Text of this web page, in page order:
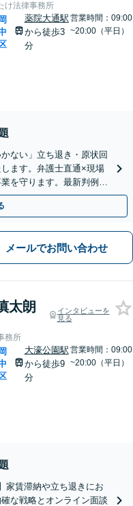
け法律事務所
薬院大通駅
から徒歩3
分
営業時間：09:00
~20:00（平日）
ない」立ち退き・原状回
ます。弁護士直通×現場
を守ります。最新判例を
夜間相談可】
メールでお問い合わせ
太朗
インタビューを
見る
務所
大濠公園駅
から徒歩9
分
営業時間：09:00
~20:00（平日）
家賃滞納や立ち退きにお
な戦略とオンライン面談